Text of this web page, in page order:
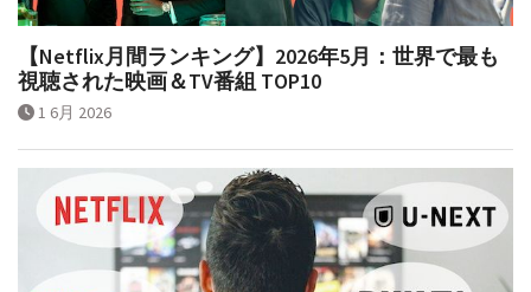
【Netflix月間ランキング】2026年5月：世界で最も
視聴された映画＆TV番組 TOP10
1 6月 2026